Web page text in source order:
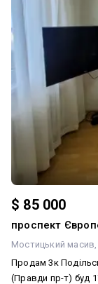
$ 85 000
проспект
Мостицький масив
Продам 3к
(Правди пр-т) буд